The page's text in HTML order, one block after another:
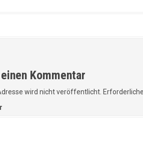
Kommentar
wird nicht veröffentlicht.